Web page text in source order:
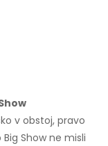
v obstoj, pravo
Show ne misli